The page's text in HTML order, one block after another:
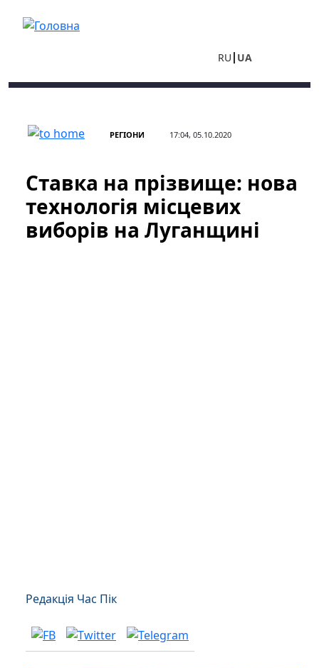
RU UA
РЕГІОНИ 17:04, 05.10.2020
Ставка на прізвище: нова
технологія місцевих
виборів на Луганщині
Редакція Час Пік